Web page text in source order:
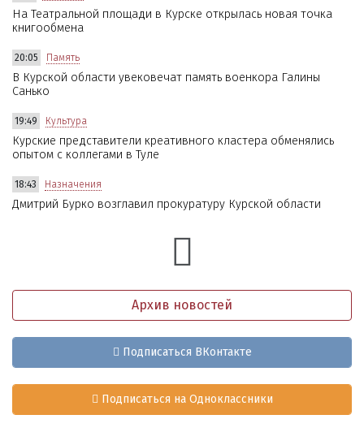
На Театральной площади в Курске открылась новая точка
книгообмена
20:05 Память
В Курской области увековечат память военкора Галины
Санько
19:49 Культура
Курские представители креативного кластера обменялись
опытом с коллегами в Туле
18:43 Назначения
Дмитрий Бурко возглавил прокуратуру Курской области
Архив новостей
Подписаться ВКонтакте
Подписаться на Одноклассники